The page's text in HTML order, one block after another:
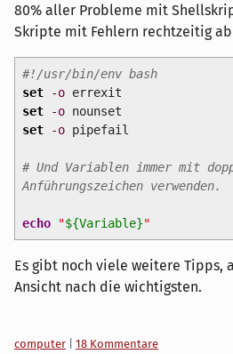
80% aller Probleme mit
Skripte mit Fehlern rechtzeitig
#!/usr/bin/env bash
set
-oerrexit
set
-onounset
set
-opipefail
# Und Variablen immer mit
Anführungszeichen verwenden.
echo "${Variable}"
Es gibt noch viele weitere Tipps,
Ansicht nach die wichtigsten.
Kategorien:
computer 18 Kommentare